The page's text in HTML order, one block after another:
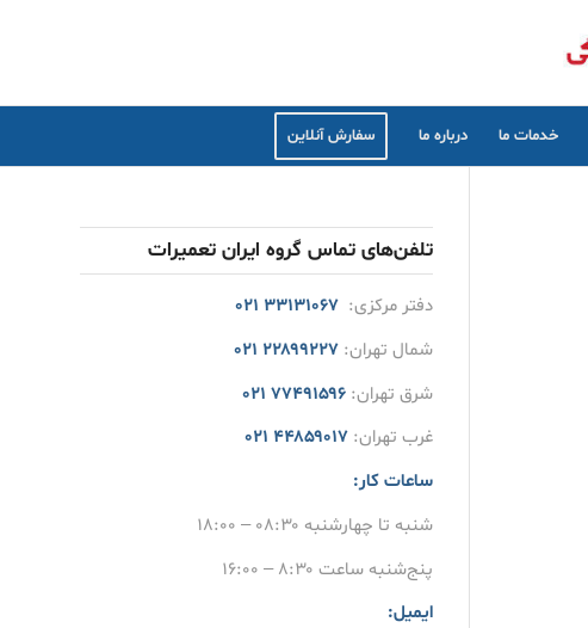
خدمات ما درباره ما سفارش آنلاین
تلفن‌های تماس گروه ایران تعمیرات
دفتر مرکزی:۳۳۱۳۱۰۶۷ ۰۲۱
شمال تهران:۲۲۸۹۹۲۲۷ ۰۲۱
شرق تهران:۷۷۴۹۱۵۹۶ ۰۲۱
غرب تهران:۴۴۸۵۹۰۱۷ ۰۲۱
ساعات کار:
شنبه تا چهارشنبه ۰۸:۳۰ – ۱۸:۰۰
پنج‌شنبه ساعت ۸:۳۰ – ۱۶:۰۰
ایمیل: